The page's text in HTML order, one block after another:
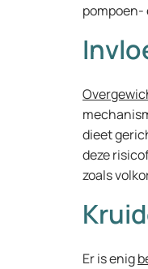
pompoen-
dieet
deze
zoals
Er is enig